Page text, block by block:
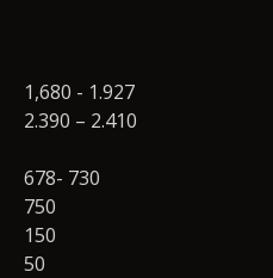
1,680 - 1.927
2.390 – 2.410
678- 730
750
150
50